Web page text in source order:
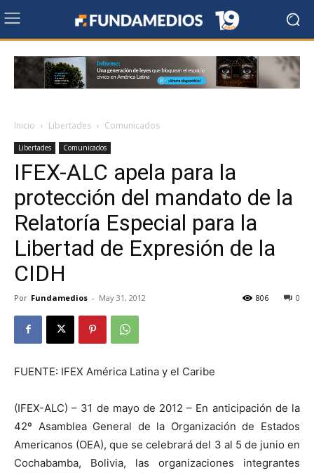
Inicio Libertades Comunicados
Libertades Comunicados
IFEX-ALC apela para la
protección del mandato de la
Relatoría Especial para la
Libertad de Expresión de la
CIDH
Por Fundamedios - May 31, 2012 0
806
FUENTE: IFEX América Latina y el Caribe
(IFEX-ALC) – 31 de mayo de 2012 – En anticipación de la
42º Asamblea General de la Organización de Estados
Americanos (OEA), que se celebrará del 3 al 5 de junio en
Cochabamba, Bolivia, las organizaciones integrantes